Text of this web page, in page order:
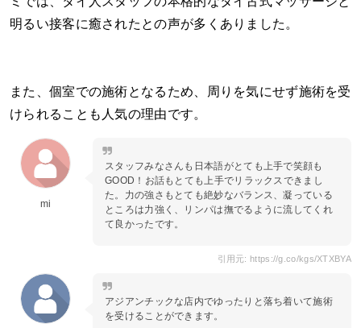
明るい接客に癒されたとの声が多くありました。
また、個室での施術となるため、周りを気にせず施術を受
けられることも人気の理由です。
mi
スタッフみなさんも日本語がとても上手で笑顔も
GOOD！お話もとても上手でリラックスできまし
た。力の強さもとても絶妙なバランス、凝っている
ところは力強く、リンパは撫でるように流してくれ
て良かったです。
引用元: https://g.co/kgs/XTXBYA
アジアンチックな店内でゆったりと落ち着いて施術
を受けることができます。